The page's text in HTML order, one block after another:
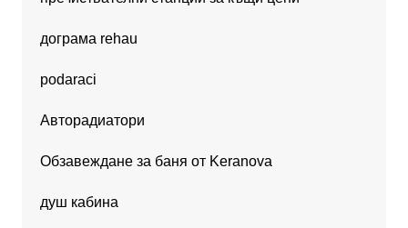
дограма rehau
podaraci
Авторадиатори
Обзавеждане за баня от Keranova
душ кабина